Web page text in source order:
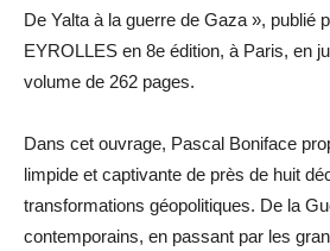
De Yalta à la guerre de Gaza », publié
EYROLLES en 8e édition, à Paris, en
volume de 262 pages.
Dans cet ouvrage, Pascal Boniface
limpide et captivante de près de huit
transformations géopolitiques. De la
contemporains, en passant par les